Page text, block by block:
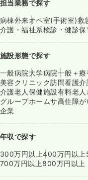
担当業務で探す
病棟外来オペ室(手術室)救
介護・福祉系検診・健診保
施設形態で探す
一般病院大学病院一般＋療
美容クリニック訪問看護介
介護老人保健施設有料老
グループホームサ高住障が
企業
年収で探す
300万円以上400万円以上
700万円以上800万円以上